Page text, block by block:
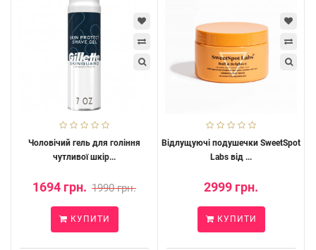
Чоловічий гель для гоління
чутливої шкір...
1694 грн. 1990 грн.
КУПИТИ
Відлущуючі подушечки SweetSpot
Labs від ...
2999 грн.
КУПИТИ